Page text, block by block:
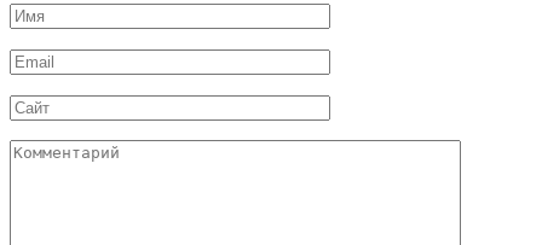
Имя
Email
Сайт
Комментарий